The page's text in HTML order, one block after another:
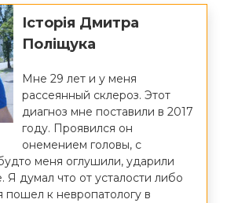
Історія Дмитра
Поліщука
Мне 29 лет и у меня
рассеянный склероз. Этот
диагноз мне поставили в 2017
году. Проявился он
онемением головы, с
меня оглушили, ударили
Я думал что от усталости либо
пошел к невропатологу в